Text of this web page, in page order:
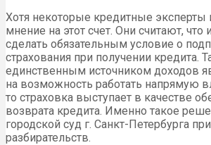
Хотя некоторые кредитные эксперты
мнение на этот счет. Они считают,
сделать обязательным условие о
страхования при получении кредита.
единственным источником доходов
на возможность работать напрямую
то страховка выступает в качестве
возврата кредита. Именно такое
городской суд г. Санкт-Петербурга
разбирательств.